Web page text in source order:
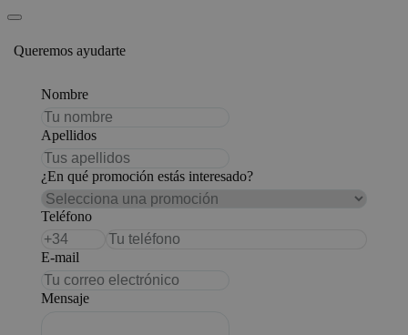
Queremos ayudarte
Nombre
Apellidos
¿En qué promoción estás interesado?
Teléfono
E-mail
Mensaje